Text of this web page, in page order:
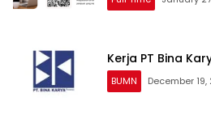
Kerja PT Bina
BUMN December 19,